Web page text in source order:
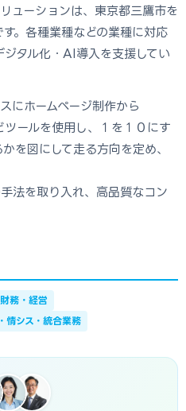
ューションは、東京都三鷹市を
。各種業種などの業種に対応
タル化・AI導入を支援してい
にホームページ制作から
ールを使用し、１を１０にす
を図にして走る方向を定め、
法を取り入れ、高品質なコン
務・経営
情シス・統合業務